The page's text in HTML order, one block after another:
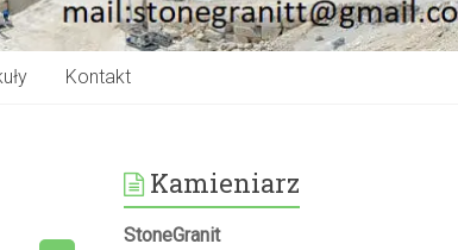
Kontakt
Kamieniarz
StoneGranit